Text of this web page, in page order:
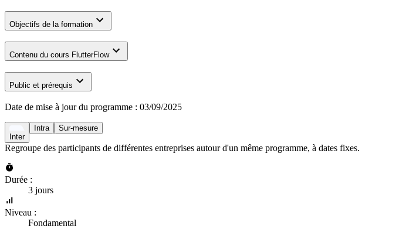
Objectifs de la formation
Contenu du cours FlutterFlow
Public et prérequis
Date de mise à jour du programme : 03/09/2025
Inter
Intra Sur-mesure
Regroupe des participants de différentes entreprises autour d'un même programme, à dates fixes.
Durée :
3 jours
Niveau :
Fondamental